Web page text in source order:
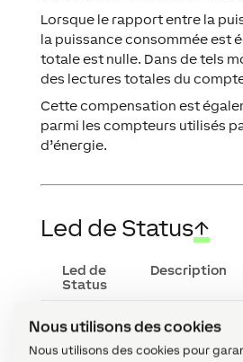
Nous utilisons des cookies
Nous utilisons des cookies pour
Lorsque le rapport entre la
la puissance consommée est
totale est nulle. Dans de tels
des lectures totales du
Cette compensation est
parmi les compteurs utilisés
d’énergie.
Led de Status↑
Led de
Status
Description
ligne.
La connexion